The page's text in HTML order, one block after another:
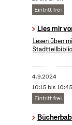
Eintritt frei
Lies mir
Lesen üben
4.9.2024
10:15 bis
Eintritt frei